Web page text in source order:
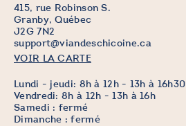
415, rue Robinson S.
Granby, Québec
J2G 7N2
support@viandeschicoine.ca
VOIR LA CARTE
Lundi - jeudi: 8h à 12h - 13h à 16h30
Vendredi: 8h à 12h - 13h à 16h
Samedi : fermé
Dimanche : fermé